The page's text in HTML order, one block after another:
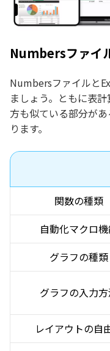
Numbersファイ
Numbersファイルと
ましょう。ともに表
方も似ている部分が
ります。
関数の種類
自動化マクロ
グラフの種類
グラフの入力
レイアウトの自